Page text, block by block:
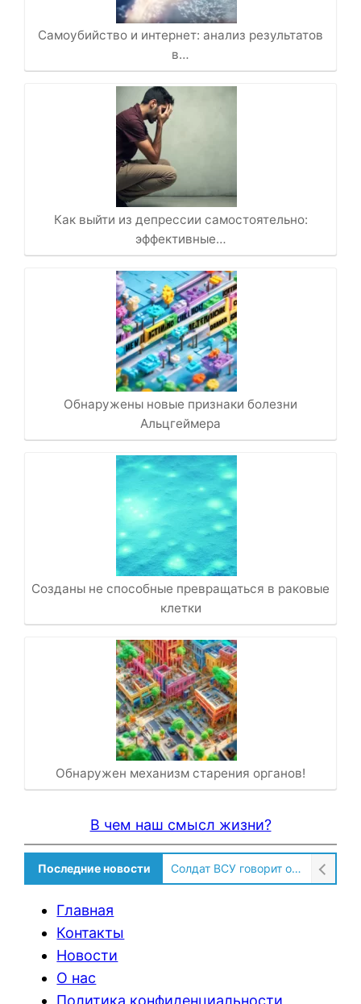
Самоубийство и интернет: анализ результатов
в…
Как выйти из депрессии самостоятельно:
эффективные…
Обнаружены новые признаки болезни
Альцгеймера
Созданы не способные превращаться в раковые
клетки
Обнаружен механизм старения органов!
В чем наш смысл жизни?
Последние новости Солдат ВСУ говорит о том, чтобы продавали топливо для ремонта техники в Угледаре
Главная
Контакты
Новости
О нас